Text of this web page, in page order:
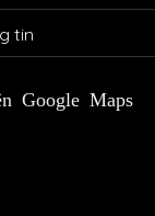
tin
Google Maps